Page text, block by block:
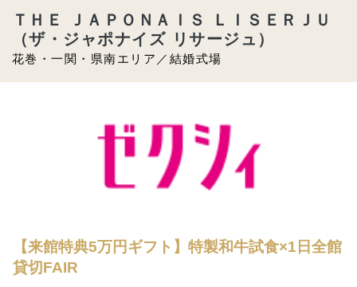
花巻・一関・県南エリア／結婚式場
ＴＨＥ ＪＡＰＯＮＡＩＳ ＬＩＳＥＲＪＵ
（ザ・ジャポナイズ リサージュ）
【来館特典5万円ギフト】特製和牛試食×1日全館
貸切FAIR